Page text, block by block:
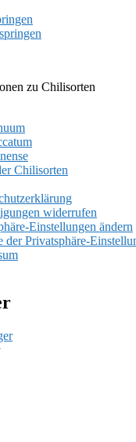
zu Chilisorten
Chilisorten
widerrufen
Einstellungen ändern
der Privatsphäre-